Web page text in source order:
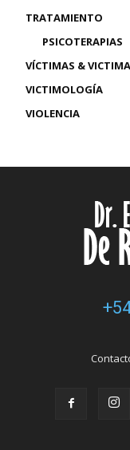
TRATAMIENTO
PSICOTERAPIAS
VÍCTIMAS &
VICTIMOLOGÍA
VIOLENCIA